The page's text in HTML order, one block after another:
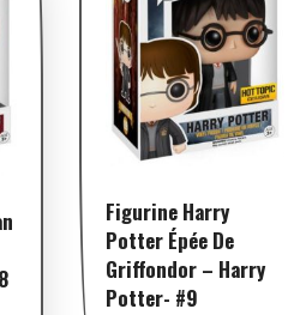
Figurine Harry
Potter Épée De
Griffondor – Harry
Potter- #9